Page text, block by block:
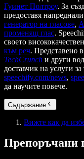
Гуинет Полтроу. За
предоставя
генератор на гласове,
променящ глас.
своето
към реч. Представено в
TechCrunch и други
доставчик на услуги
speechify.com/news,
да научите повече.
Съдържание
Вижте как да
Препоръчани